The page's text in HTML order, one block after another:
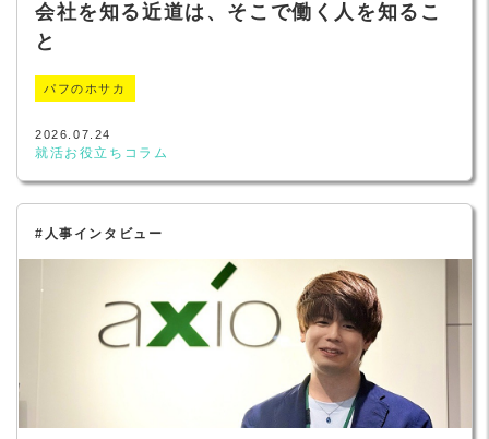
会社を知る近道は、そこで働く人を知るこ
と
パフのホサカ
2026.07.24
就活お役立ちコラム
#人事インタビュー